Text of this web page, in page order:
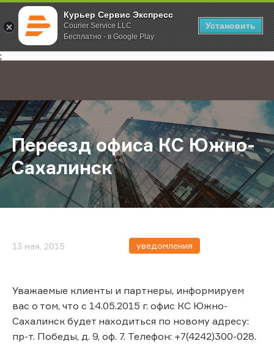
Курьер Сервис Экспресс
Courier Service LLC
Бесплатно - в Google Play
Установить
;
Главная О компании Новости Переезд офиса КС Южно-
Переезд офиса КС Южно-
Сахалинск
13 мая, 2015 уведомления
Уважаемые клиенты и партнеры, информируем
вас о том, что с 14.05.2015 г. офис КС Южно-
Сахалинск будет находиться по новому адресу:
пр-т. Победы, д. 9, оф. 7. Телефон: +7(4242)300-028.